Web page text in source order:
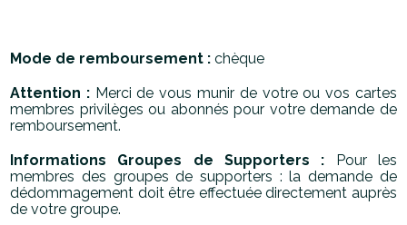
Mode de remboursement :chèque
Attention : Merci de vous munir de votre ou vos cartes
membres privilèges ou abonnés pour votre demande de
remboursement.
Informations Groupes de Supporters : Pour les
membres des groupes de supporters : la demande de
dédommagement doit être effectuée directement auprès
de votre groupe.